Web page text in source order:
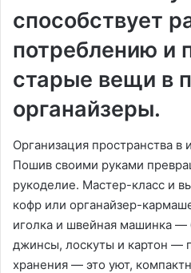
способствует
потреблению и
старые вещи в
органайзеры.
Организация пространства в
Пошив своими руками
рукоделие. Мастер-класс и
кофр или органайзер-
иголка и швейная машинка —
джинсы, лоскуты и картон —
хранения — это уют,